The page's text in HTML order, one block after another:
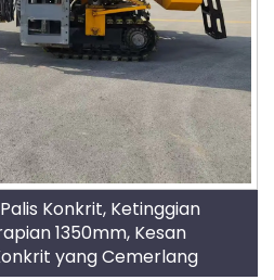
Konkrit, Ketinggian
1350mm, Kesan
yang Cemerlang